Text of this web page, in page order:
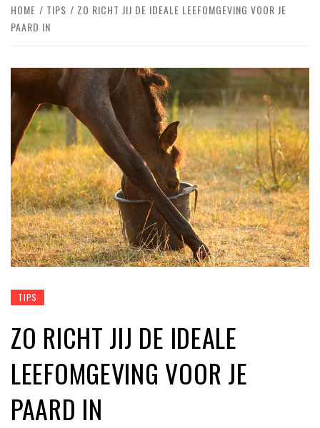
HOME TIPS
ZO RICHT JIJ DE IDEALE LEEFOMGEVING VOOR JE
PAARD IN
TIPS
ZO RICHT JIJ DE IDEALE
LEEFOMGEVING VOOR JE
PAARD IN